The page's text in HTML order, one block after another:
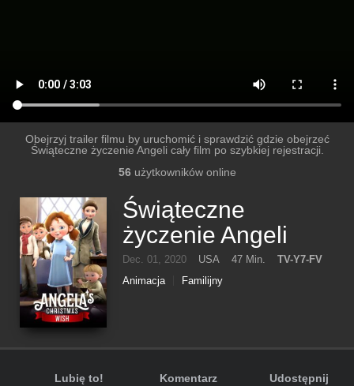
Obejrzyj trailer filmu by uruchomić i sprawdzić gdzie obejrzeć
Świąteczne życzenie Angeli cały film po szybkiej rejestracji.
56użytkowników online
Świąteczne
życzenie Angeli
Dec. 01, 2020 USA 47 Min.
TV-Y7-FV
Animacja
Familijny
Lubię to! Komentarz Udostępnij